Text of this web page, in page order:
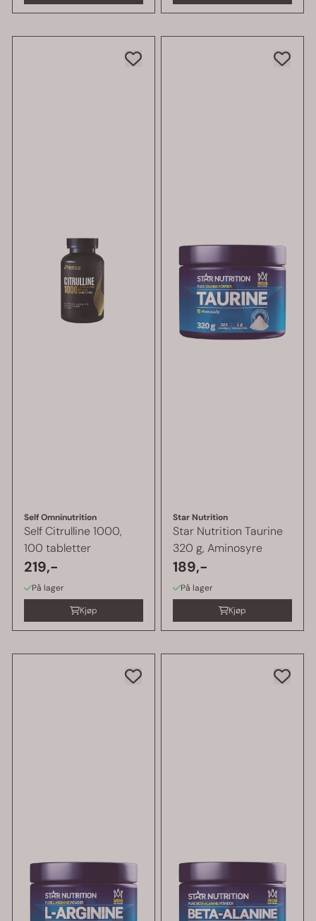
Self Omninutrition
Self Citrulline 1000,
100 tabletter
219,-
På lager
Kjøp
Star Nutrition
Star Nutrition Taurine
320 g, Aminosyre
189,-
På lager
Kjøp